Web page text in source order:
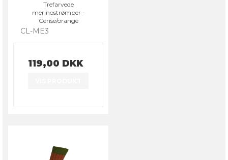
Trefarvede
merinostrømper -
Cerise/orange
CL-ME3
119,00 DKK